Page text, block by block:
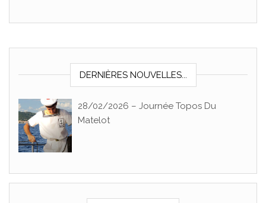
DERNIÈRES NOUVELLES...
28/02/2026 – Journée Topos Du
Matelot